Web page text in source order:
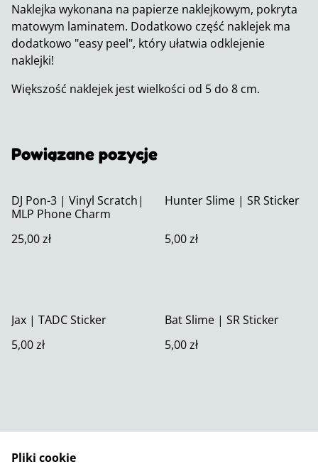
Naklejka wykonana na papierze naklejkowym, pokryta
matowym laminatem. Dodatkowo część naklejek ma
dodatkowo "easy peel", który ułatwia odklejenie
naklejki!
Większość naklejek jest wielkości od 5 do 8 cm.
Powiązane pozycje
DJ Pon-3 | Vinyl Scratch|
MLP Phone Charm
25,00 zł
Hunter Slime | SR Sticker
5,00 zł
Jax | TADC Sticker
5,00 zł
Bat Slime | SR Sticker
5,00 zł
Pliki cookie